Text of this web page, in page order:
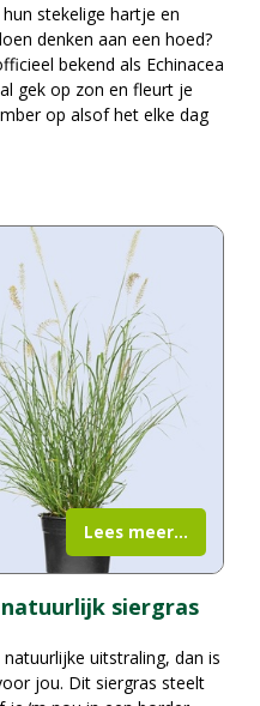
stekelige hartje en
denken aan een hoed?
bekend als Echinacea
gek op zon en fleurt je
op alsof het elke dag
siergras
uitstraling, dan is
jou. Dit siergras steelt
Lees meer...